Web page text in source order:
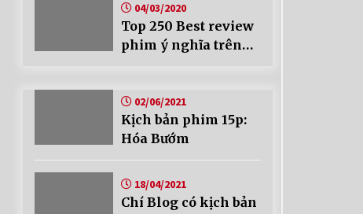
04/03/2020
Top 250 Best review
phim ý nghĩa trên
02/06/2021
Kịch bản phim 15p:
Hóa Bướm
18/04/2021
Chí Blog có kịch bản